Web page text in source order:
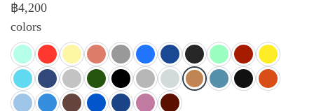
฿4,200
colors